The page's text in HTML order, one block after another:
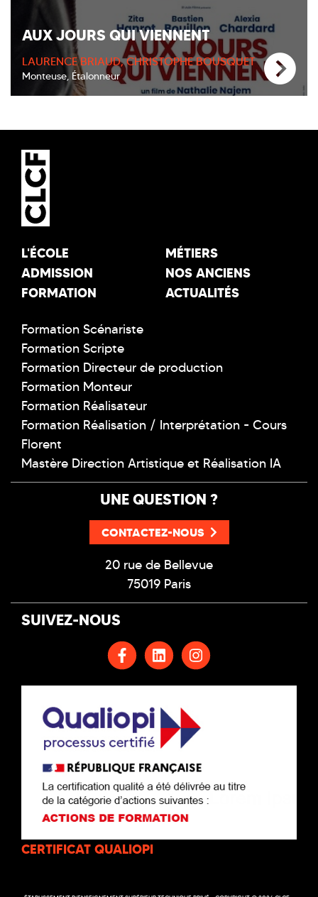
AUX JOURS QUI VIENNENT
LAURENCE BRIAUD, CHRISTOPHE BOUSQUET
Monteuse, Étalonneur
L'ÉCOLE
ADMISSION
FORMATION
MÉTIERS
NOS ANCIENS
ACTUALITÉS
Formation Scénariste
Formation Scripte
Formation Directeur de production
Formation Monteur
Formation Réalisateur
Formation Réalisation / Interprétation - Cours
Florent
Mastère Direction Artistique et Réalisation IA
UNE QUESTION ?
CONTACTEZ-NOUS
20 rue de Bellevue
75019 Paris
SUIVEZ-NOUS
CERTIFICAT QUALIOPI